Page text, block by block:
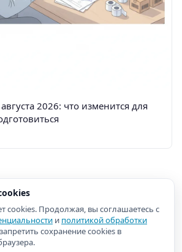
2026: что изменится для
cookies. Продолжая, вы соглашаетесь с
и политикой обработки
сохранение cookies в